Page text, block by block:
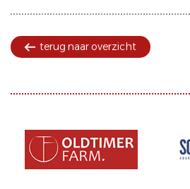
terug naar overzicht